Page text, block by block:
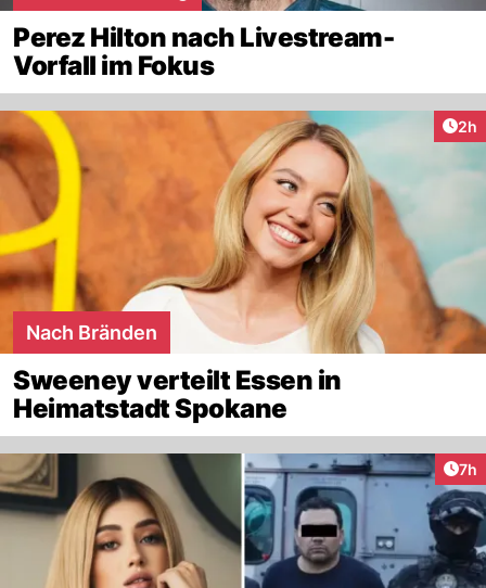
Perez Hilton nach Livestream-
Vorfall im Fokus
2h
Nach Bränden
Sweeney verteilt Essen in
Heimatstadt Spokane
7h